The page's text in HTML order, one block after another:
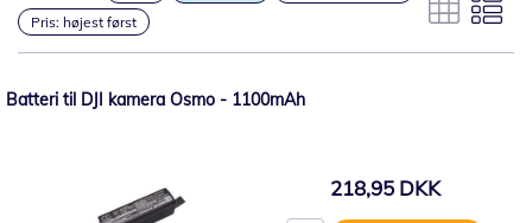
Pris: højest først
Batteri til DJI kamera Osmo - 1100mAh
218,95 DKK